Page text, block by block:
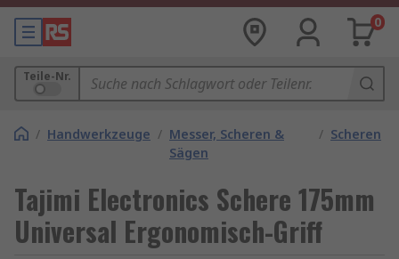
0
Teile-Nr.
/ Handwerkzeuge / Messer, Scheren &
Sägen
/ Scheren
Tajimi Electronics Schere 175mm
Universal Ergonomisch-Griff